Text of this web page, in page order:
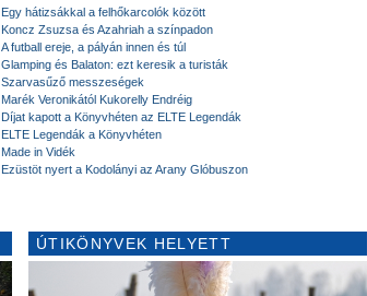
Egy hátizsákkal a felhőkarcolók között
Koncz Zsuzsa és Azahriah a színpadon
A futball ereje, a pályán innen és túl
Glamping és Balaton: ezt keresik a turisták
Szarvasűző messzeségek
Marék Veronikától Kukorelly Endréig
Díjat kapott a Könyvhéten az ELTE Legendák
ELTE Legendák a Könyvhéten
Made in Vidék
Ezüstöt nyert a Kodolányi az Arany Glóbuszon
ÚTIKÖNYVEK HELYETT